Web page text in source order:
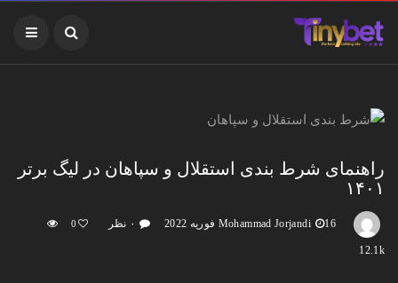
راهنمای شرط بندی استقلال و سپاهان در لیگ برتر
۱۴۰۱
Mohammad Jorjandi 16 فوریه 2022 ۰ نظر 0
12.1k